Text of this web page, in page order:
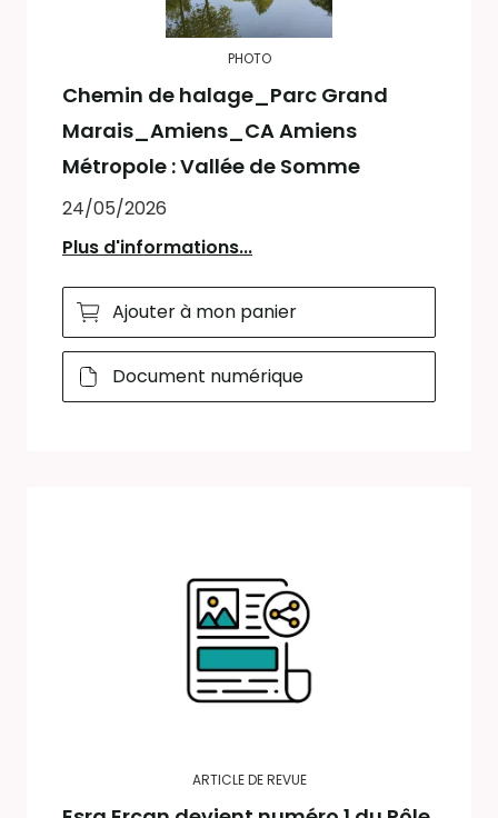
PHOTO
Chemin de halage_Parc Grand
Marais_Amiens_CA Amiens
Métropole : Vallée de Somme
24/05/2026
Plus d'informations...
Ajouter à mon panier
Document numérique
ARTICLE DE REVUE